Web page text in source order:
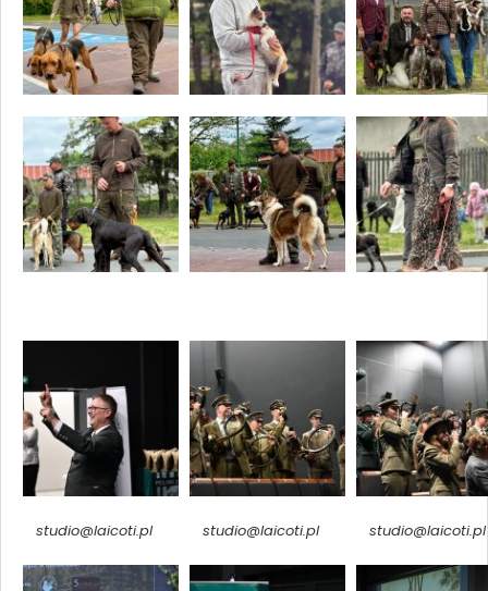
studio@laicoti.pl studio@laicoti.pl studio@laicoti.pl